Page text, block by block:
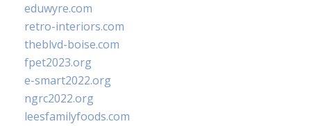
eduwyre.com
retro-interiors.com
theblvd-boise.com
fpet2023.org
e-smart2022.org
ngrc2022.org
leesfamilyfoods.com